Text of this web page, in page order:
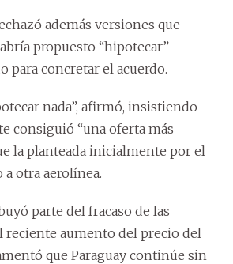
además versiones que
propuesto “hipotecar”
para concretar el acuerdo.
nada”, afirmó, insistiendo
consiguió “una oferta más
la planteada inicialmente por el
otra aerolínea.
parte del fracaso de las
reciente aumento del precio del
que Paraguay continúe sin